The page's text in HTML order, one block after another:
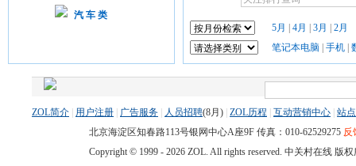
汽 车 类
5月 4月 3月
2月
笔记本电脑
手机
ZOL简介 用户注册 广告服务 人员招聘(8月) ZOL历程 互动营销中心 站
北京海淀区知春路113号银网中心A座9F 传真：010-62529275 反
Copyright © 1999 - 2026 ZOL. All rights reserved. 中关村在线 版